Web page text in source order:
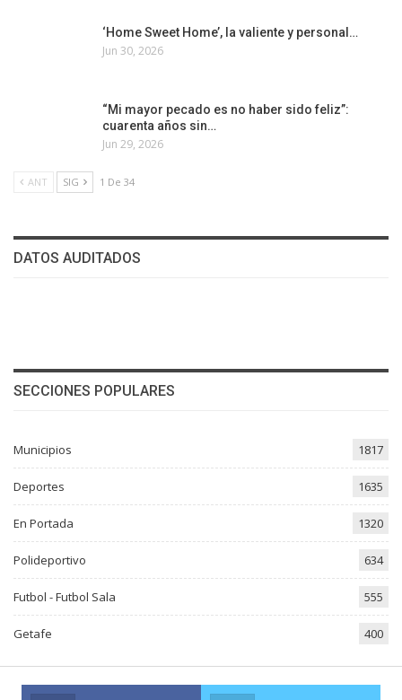
‘Home Sweet Home’, la valiente y personal…
Jun 30, 2026
“Mi mayor pecado es no haber sido feliz”:
cuarenta años sin…
Jun 29, 2026
ANT SIG 1 De 34
DATOS AUDITADOS
SECCIONES POPULARES
Municipios 1817
Deportes 1635
En Portada 1320
Polideportivo 634
Futbol - Futbol Sala 555
Getafe 400